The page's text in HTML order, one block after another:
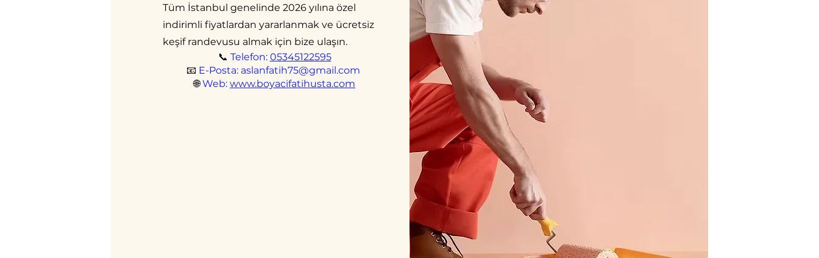
Tüm İstanbul genelinde 2026 yılına özel
indirimli fiyatlardan yararlanmak ve ücretsiz
keşif randevusu almak için bize ulaşın.
📞 Telefon: 05345122595
📧 E-Posta: aslanfatih75@gmail.com
🌐Web: www.boyacifatihusta.com